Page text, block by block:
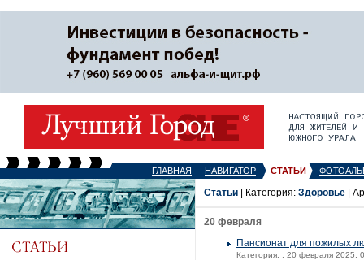
ГЛАВНАЯ НАВИГАТОР СТАТЬИ
Статьи | Категория: Здоровье |
20 февраля
Пансионат для пожилых
Категория: , 20 февраля 2025,